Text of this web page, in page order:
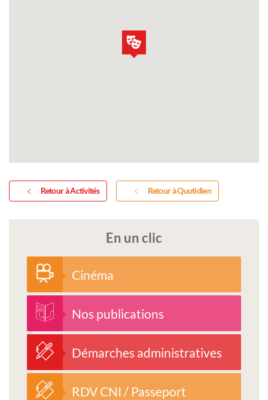
Retour à Activités Retour à Quotidien
En un clic
Cinéma
Nos publications
Démarches administratives
RDV CNI / Passeport